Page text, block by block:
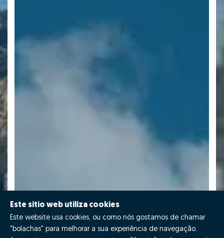
Este sitio web utiliza cookies
Este website usa cookies, ou como nós gostamos de chamar
"bolachas" para melhorar a sua experiência de navegação.